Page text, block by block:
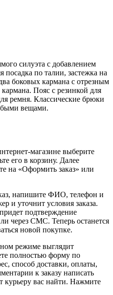
силуэта с добавлением
посадка по талии, застежка на
боковых кармана с отрезным
Пояс с резинкой для
ремня. Классические брюки
вещами.
магазине выберите
его в корзину. Далее
на «Оформить заказ» или
напишите ФИО, телефон и
и уточнит условия заказа.
подтверждение
через СМС. Теперь останется
новой покупке.
режиме выглядит
полностью форму по
способ доставки, оплаты,
к заказу написать
вас найти. Нажмите